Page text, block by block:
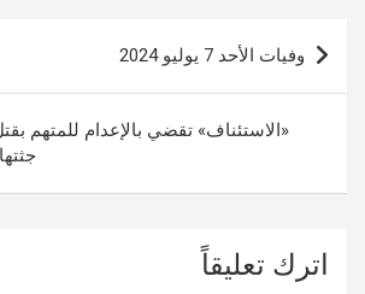
تصفّح
المقالات
وفيات الأحد 7 يوليو 2024
«الاستئناف» تقضي بالإعدام للمتهم
اترك تعليقاً